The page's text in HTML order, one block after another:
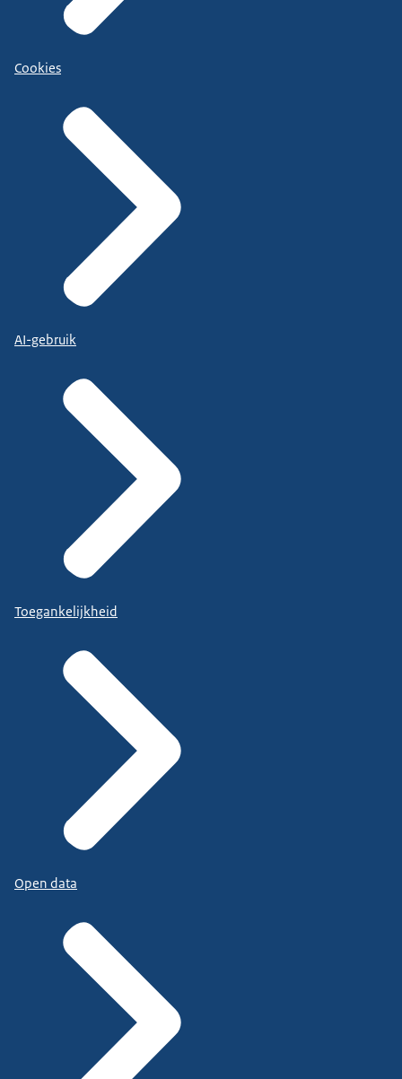
Cookies
AI-gebruik
Toegankelijkheid
Open data